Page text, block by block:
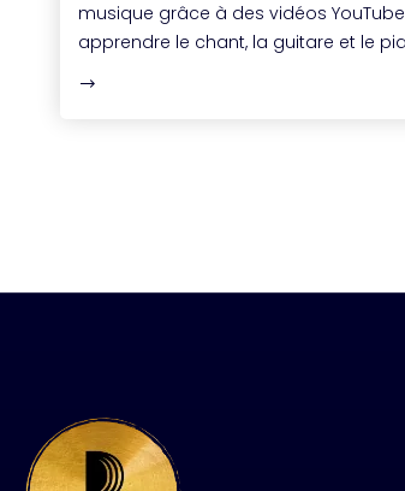
musique grâce à des vidéos
apprendre le chant, la guitare et le